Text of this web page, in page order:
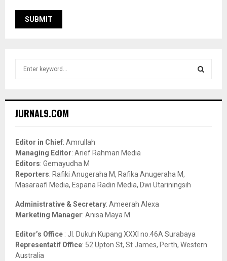
h
o
r
:
JURNAL9.COM
Editor in Chief: Amrullah
Managing Editor: Arief Rahman Media
Editors: Gemayudha M
Reporters: Rafiki Anugeraha M, Rafika Anugeraha M,
Masaraafi Media, Espana Radin Media, Dwi Utariningsih
Administrative & Secretary: Ameerah Alexa
Marketing Manager: Anisa Maya M
Editor’s Office : Jl. Dukuh Kupang XXXI no.46A Surabaya
Representatif Office: 52 Upton St, St James, Perth, Western
Australia